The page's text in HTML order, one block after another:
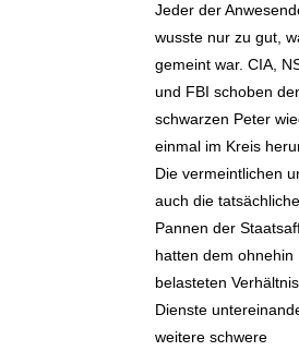
Jeder der
wusste nur zu gut,
gemeint war. CIA,
und FBI schoben
schwarzen Peter
einmal im Kreis
Die vermeintlichen
auch die
Pannen der
hatten dem ohnehin
belasteten
Dienste
weitere schwere